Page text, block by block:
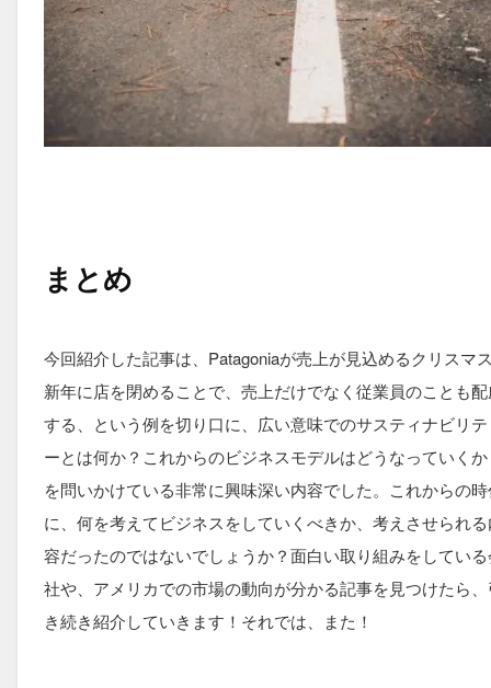
まとめ
今回紹介した記事は、Patagoniaが売上が見込めるクリスマ
新年に店を閉めることで、売上だけでなく従業員のことも
する、という例を切り口に、広い意味でのサスティナビリ
ーとは何か？これからのビジネスモデルはどうなっていく
を問いかけている非常に興味深い内容でした。これからの
に、何を考えてビジネスをしていくべきか、考えさせられ
容だったのではないでしょうか？面白い取り組みをしてい
社や、アメリカでの市場の動向が分かる記事を見つけたら
き続き紹介していきます！それでは、また！